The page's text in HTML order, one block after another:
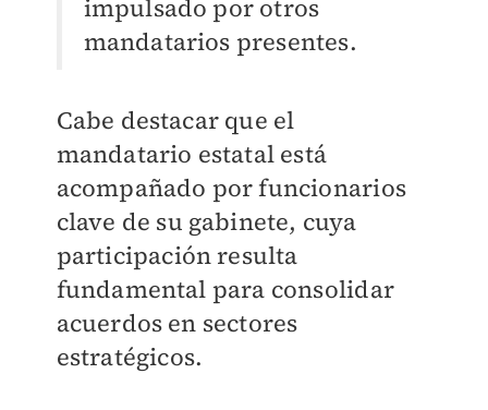
impulsado por otros
mandatarios presentes.
Cabe destacar que el
mandatario estatal está
acompañado por funcionarios
clave de su gabinete, cuya
participación resulta
fundamental para consolidar
acuerdos en sectores
estratégicos.